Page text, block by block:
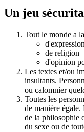
Un jeu
Tout le monde a
d'expression
de religion
d'opinion
Les textes et/ou
insultants.
ou calomnier
Toutes les
de manière
de la philosophie
du sexe ou de